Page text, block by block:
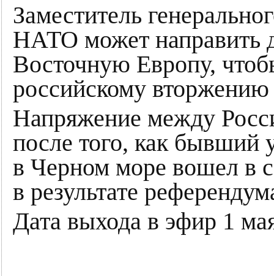
Заместитель
НАТО может направить
Восточную Европу,
российскому вторжению
Напряжение между
после того, как бывший
в Черном море вошел в
в результате
Дата выхода в эфир 1